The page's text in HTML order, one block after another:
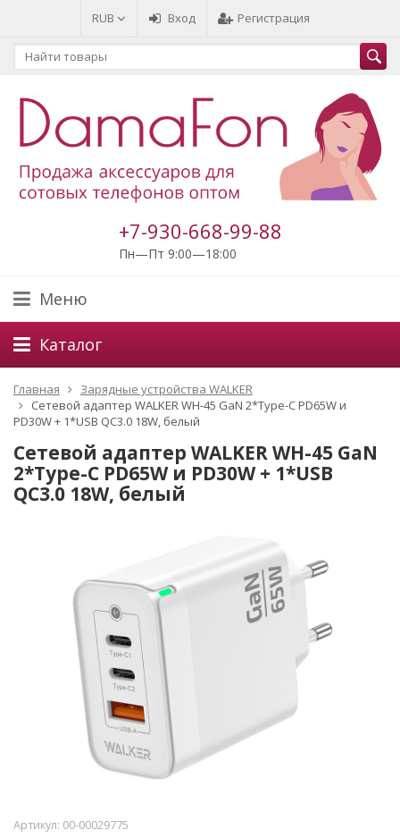
RUB Вход Регистрация
+7-930-668-99-88
Пн—Пт 9:00—18:00
Меню
Каталог
Главная
Зарядные устройства WALKER
Сетевой адаптер WALKER WH-45 GaN 2*Type-C PD65W и
PD30W + 1*USB QC3.0 18W, белый
Сетевой адаптер WALKER WH-45 GaN
2*Type-C PD65W и PD30W + 1*USB
QC3.0 18W, белый
Артикул: 00-00029775